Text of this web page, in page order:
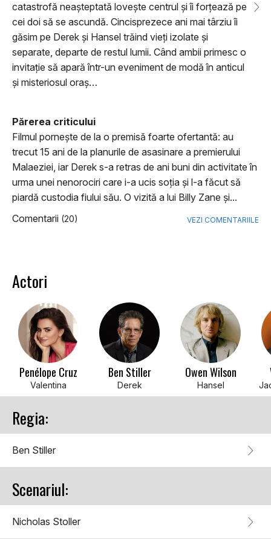
catastrofă neașteptată lovește centrul și îi forțează pe
cei doi să se ascundă. Cincisprezece ani mai târziu îi
găsim pe Derek și Hansel trăind vieți izolate și
separate, departe de restul lumii. Când ambii primesc o
invitație să apară într-un eveniment de modă în anticul
și misteriosul oraș…
Părerea criticului
Filmul porneşte de la o premisă foarte ofertantă: au
trecut 15 ani de la planurile de asasinare a premierului
Malaeziei, iar Derek s-a retras de ani buni din activitate în
urma unei nenorociri care i-a ucis soţia şi l-a făcut să
piardă custodia fiului său. O vizită a lui Billy Zane şi...
Comentarii (20) VEZI COMENTARIILE
Actori
Penélope Cruz
Valentina
Ben Stiller
Derek
Owen Wilson
Hansel
Regia:
Ben Stiller
Scenariul:
Nicholas Stoller